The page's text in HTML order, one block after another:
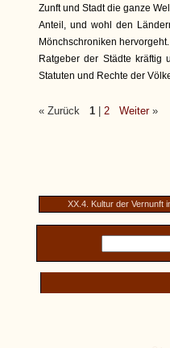
Zunft und Stadt die ganze
Anteil, und wohl den
Mönchschroniken
Ratgeber der Städte kräftig
Statuten und Rechte der
« Zurück 1 2 Weiter»
XX.4. Kultur der Vernunft